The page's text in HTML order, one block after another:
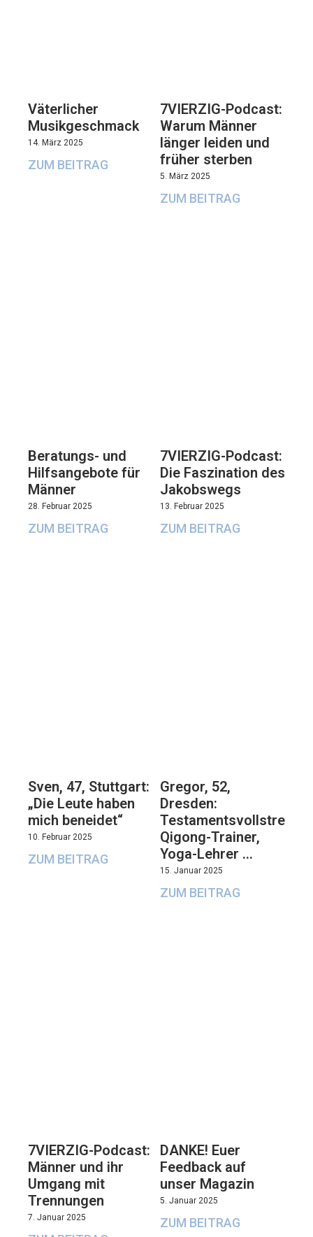
Väterlicher
Musikgeschmack
14. März 2025
ZUM BEITRAG
7VIERZIG-Podcast:
Warum Männer
länger leiden und
früher sterben
5. März 2025
ZUM BEITRAG
Beratungs- und
Hilfsangebote für
Männer
28. Februar 2025
ZUM BEITRAG
7VIERZIG-Podcast:
Die Faszination des
Jakobswegs
13. Februar 2025
ZUM BEITRAG
Sven, 47, Stuttgart:
„Die Leute haben
mich beneidet“
10. Februar 2025
ZUM BEITRAG
Gregor, 52,
Dresden:
Qigong-Trainer,
Yoga-Lehrer …
15. Januar 2025
ZUM BEITRAG
7VIERZIG-Podcast:
Männer und ihr
Umgang mit
Trennungen
7. Januar 2025
DANKE! Euer
Feedback auf
unser Magazin
5. Januar 2025
ZUM BEITRAG